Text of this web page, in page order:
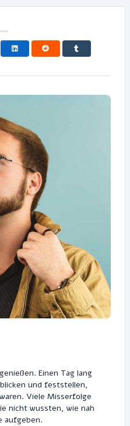
Einen Tag lang
und feststellen,
Viele Misserfolge
nicht wussten, wie nah
aufgeben.